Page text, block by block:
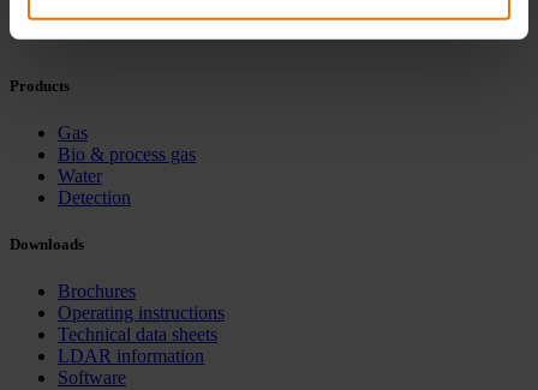
Products
Gas
Bio & process gas
Water
Detection
Downloads
Brochures
Operating instructions
Technical data sheets
LDAR information
Software